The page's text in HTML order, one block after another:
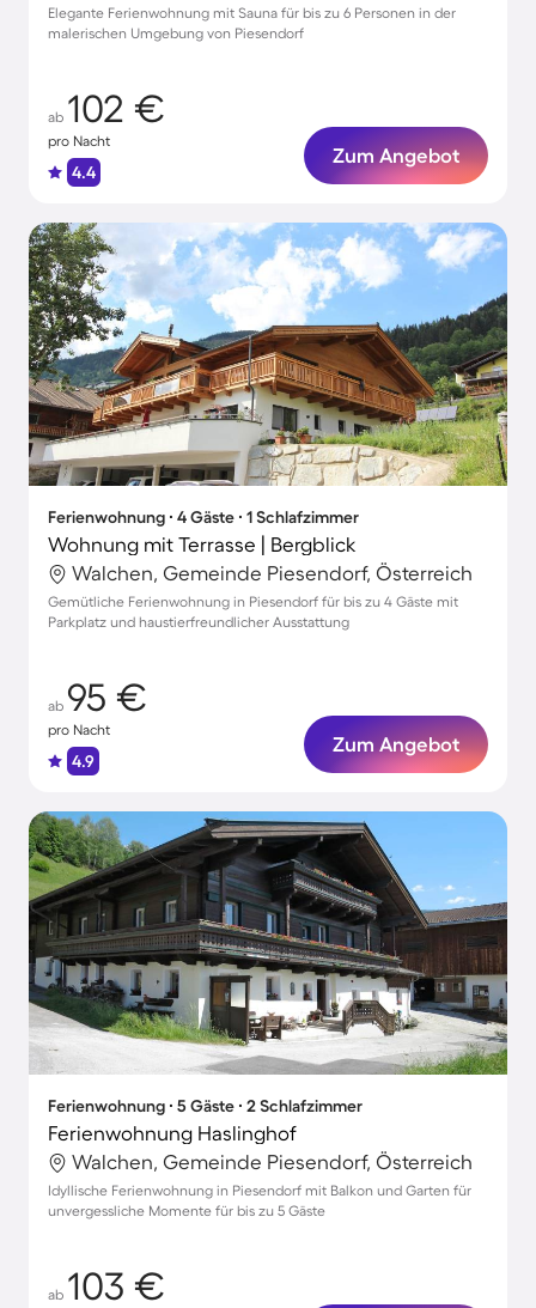
Elegante Ferienwohnung mit Sauna für bis zu 6 Personen in der
malerischen Umgebung von Piesendorf
ab 102 €
pro Nacht
4.4
Zum Angebot
Ferienwohnung ∙ 4 Gäste ∙ 1 Schlafzimmer
Wohnung mit Terrasse | Bergblick
Walchen, Gemeinde Piesendorf, Österreich
Gemütliche Ferienwohnung in Piesendorf für bis zu 4 Gäste mit
Parkplatz und haustierfreundlicher Ausstattung
ab 95 €
pro Nacht
4.9
Zum Angebot
Ferienwohnung ∙ 5 Gäste ∙ 2 Schlafzimmer
Ferienwohnung Haslinghof
Walchen, Gemeinde Piesendorf, Österreich
Idyllische Ferienwohnung in Piesendorf mit Balkon und Garten für
unvergessliche Momente für bis zu 5 Gäste
ab 103 €